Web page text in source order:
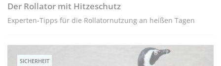
Der Rollator mit Hitzeschutz
Experten-Tipps für die Rollatornutzung an heißen Tagen
SICHERHEIT